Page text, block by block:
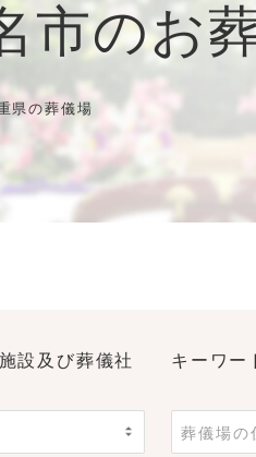
市のお
県の葬儀場
設及び葬儀社 キーワー